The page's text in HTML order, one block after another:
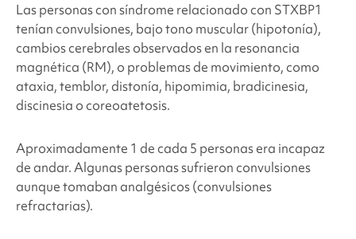
Las personas consíndrome relacionado con STXBP1
tenían convulsiones, bajo tono muscular (hipotonía),
cambios cerebrales observadosen la resonancia
magnética (RM), o problemas de movimiento, como
ataxia, temblor, distonía, hipomimia, bradicinesia,
discinesia o coreoatetosis.
Aproximadamente 1 de cada 5 personas era incapaz
de andar. Algunas personas sufrieron convulsiones
aunque tomaban analgésicos (convulsiones
refractarias).